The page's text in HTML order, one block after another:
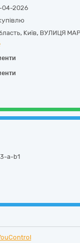
04-2026
, Київ, ВУЛИЦЯ
a-b1